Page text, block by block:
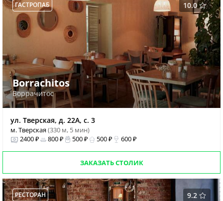
10.0
ГАСТРОПАБ
Borrachitos
Боррачитос
ул. Тверская, д. 22А, с. 3
м. Тверская(330 м, 5 мин)
2400 ₽
800 ₽ 500 ₽ 500 ₽ 600 ₽
ЗАКАЗАТЬ СТОЛИК
9.2
РЕСТОРАН